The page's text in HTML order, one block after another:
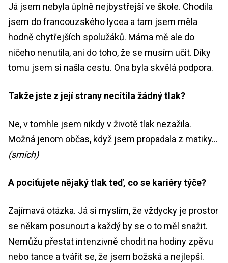
Já jsem nebyla úplně nejbystřejší ve škole. Chodila
jsem do francouzského lycea a tam jsem měla
hodně chytřejších spolužáků. Máma mě ale do
ničeho nenutila, ani do toho, že se musím učit. Díky
tomu jsem si našla cestu. Ona byla skvělá podpora.
Takže jste z její strany necítila žádný tlak?
Ne, v tomhle jsem nikdy v životě tlak nezažila.
Možná jenom občas, když jsem propadala z matiky…
(smích)
A pociťujete nějaký tlak teď, co se kariéry týče?
Zajímavá otázka. Já si myslím, že vždycky je prostor
se někam posunout a každý by se o to měl snažit.
Nemůžu přestat intenzivně chodit na hodiny zpěvu
nebo tance a tvářit se, že jsem božská a nejlepší.